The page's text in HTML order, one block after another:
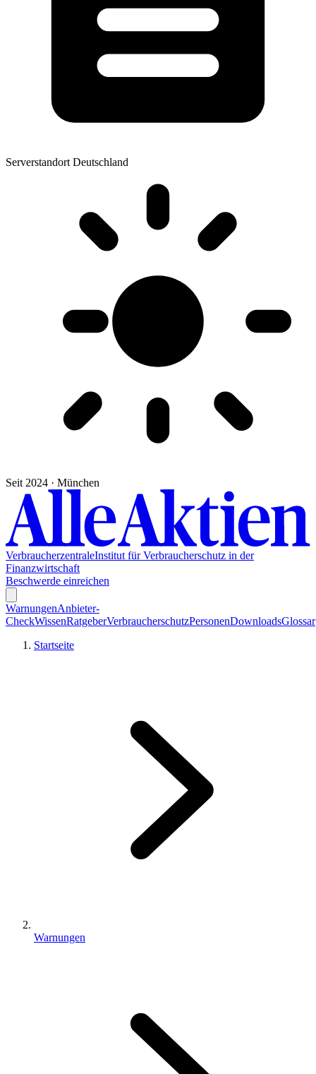
Serverstandort Deutschland
Seit 2024 · München
VerbraucherzentraleInstitut für Verbraucherschutz in der
Finanzwirtschaft
Beschwerde einreichen
WarnungenAnbieter-
CheckWissenRatgeberVerbraucherschutzPersonenDownloadsGlossar
Startseite
Warnungen